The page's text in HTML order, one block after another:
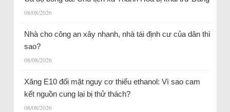
08/08/2026
Nhà cho công an xây nhanh, nhà tái định cư của dân thì
sao?
08/08/2026
Xăng E10 đối mặt nguy cơ thiếu ethanol: Vì sao cam
kết nguồn cung lại bị thử thách?
08/08/2026